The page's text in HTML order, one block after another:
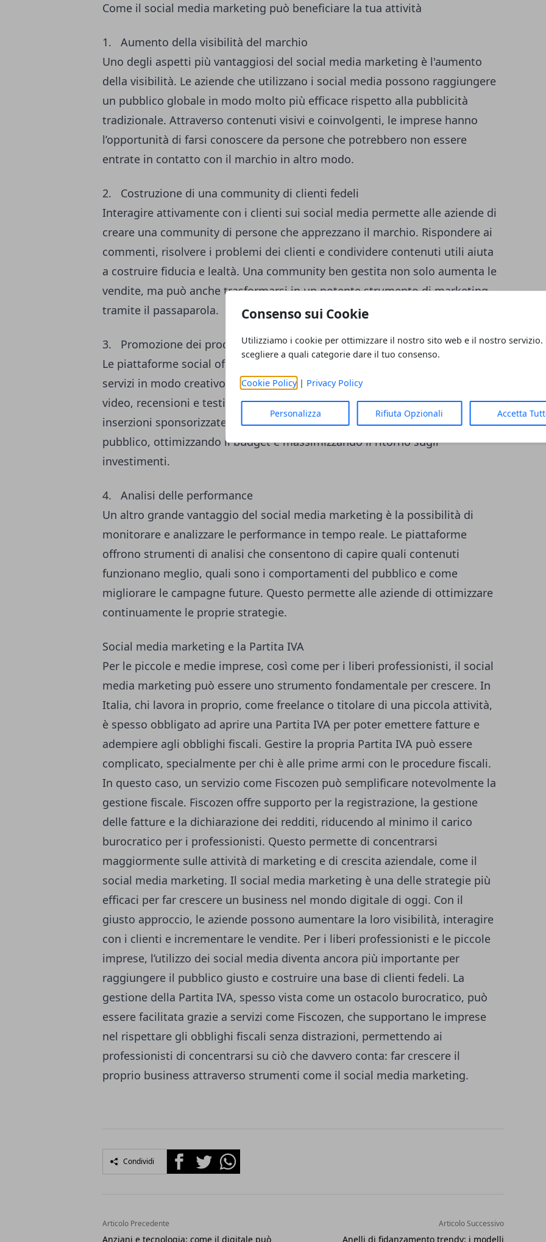
Consenso sui Cookie
Utilizziamo i cookie per ottimizzare il nostro sito web e il nostro servizio.
scegliere a quali categorie dare il tuo consenso.
Cookie Policy| Privacy Policy
Personalizza Rifiuta Opzionali Accetta
Come il social media marketing può beneficiare la tua attività
1. Aumento della visibilità del marchio
Uno degli aspetti più vantaggiosi del social media marketing è l'aumento
della visibilità. Le aziende che utilizzano i social media possono raggiungere
un pubblico globale in modo molto più efficace rispetto alla pubblicità
tradizionale. Attraverso contenuti visivi e coinvolgenti, le imprese hanno
l’opportunità di farsi conoscere da persone che potrebbero non essere
entrate in contatto con il marchio in altro modo.
2. Costruzione di una community di clienti fedeli
Interagire attivamente con i clienti sui social media permette alle aziende di
creare una community di persone che apprezzano il marchio. Rispondere ai
commenti, risolvere i problemi dei clienti e condividere contenuti utili aiuta
a costruire fiducia e lealtà. Una community ben gestita non solo aumenta le
vendite, ma può anche trasformarsi in un potente strumento di marketing
tramite il passaparola.
3. Promozione dei prodotti e dei servizi
Le piattaforme social offrono diversi strumenti per promuovere prodotti e
servizi in modo creativo e coinvolgente. Le aziende possono utilizzare foto,
video, recensioni e testimonianze per mostrare i propri prodotti. Inoltre, le
inserzioni sponsorizzate permettono di raggiungere specifici segmenti di
pubblico, ottimizzando il budget e massimizzando il ritorno sugli
investimenti.
4. Analisi delle performance
Un altro grande vantaggio del social media marketing è la possibilità di
monitorare e analizzare le performance in tempo reale. Le piattaforme
offrono strumenti di analisi che consentono di capire quali contenuti
funzionano meglio, quali sono i comportamenti del pubblico e come
migliorare le campagne future. Questo permette alle aziende di ottimizzare
continuamente le proprie strategie.
Social media marketing e la Partita IVA
Per le piccole e medie imprese, così come per i liberi professionisti, il social
media marketing può essere uno strumento fondamentale per crescere. In
Italia, chi lavora in proprio, come freelance o titolare di una piccola attività,
è spesso obbligato ad aprire una Partita IVA per poter emettere fatture e
adempiere agli obblighi fiscali. Gestire la propria Partita IVA può essere
complicato, specialmente per chi è alle prime armi con le procedure fiscali.
In questo caso, un servizio come Fiscozen può semplificare notevolmente la
gestione fiscale. Fiscozen offre supporto per la registrazione, la gestione
delle fatture e la dichiarazione dei redditi, riducendo al minimo il carico
burocratico per i professionisti. Questo permette di concentrarsi
maggiormente sulle attività di marketing e di crescita aziendale, come il
social media marketing. Il social media marketing è una delle strategie più
efficaci per far crescere un business nel mondo digitale di oggi. Con il
giusto approccio, le aziende possono aumentare la loro visibilità, interagire
con i clienti e incrementare le vendite. Per i liberi professionisti e le piccole
imprese, l’utilizzo dei social media diventa ancora più importante per
raggiungere il pubblico giusto e costruire una base di clienti fedeli. La
gestione della Partita IVA, spesso vista come un ostacolo burocratico, può
essere facilitata grazie a servizi come Fiscozen, che supportano le imprese
nel rispettare gli obblighi fiscali senza distrazioni, permettendo ai
professionisti di concentrarsi su ciò che davvero conta: far crescere il
proprio business attraverso strumenti come il social media marketing.
Condividi FacebookTwitterWhatsapp
Articolo Precedente
Anziani e tecnologia: come il digitale può
Articolo Successivo
Anelli di fidanzamento trendy: i modelli